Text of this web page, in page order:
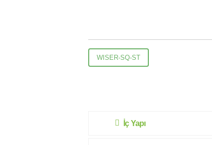
WISER-SQ-ST
İç Yapı